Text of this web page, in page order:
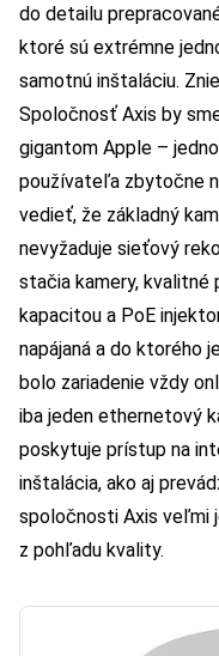
do detailu
ktoré sú extrémne
samotnú inštaláciu.
Spoločnosť Axis by
gigantom Apple –
používateľa zbytočne
vedieť, že základný
nevyžaduje sieťový
stačia kamery,
kapacitou a PoE
napájaná a do ktorého
bolo zariadenie vždy
iba jeden ethernetový
poskytuje prístup na
inštalácia, ako aj
spoločnosti Axis veľmi
z pohľadu kvality.